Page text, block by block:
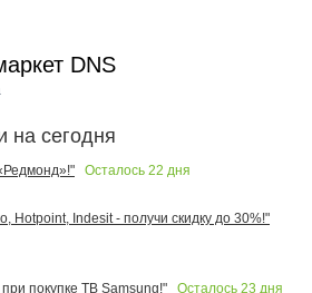
DNS
на сегодня
Осталось 22 дня
Hotpoint, Indesit - получи скидку до 30%!"
покупке ТВ Samsung!"
Осталось 23 дня